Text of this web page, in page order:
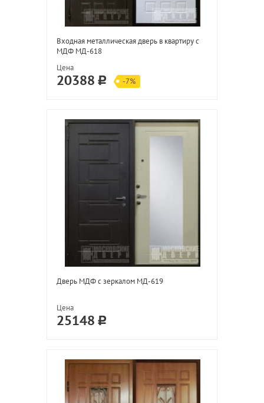
Входная металлическая дверь в квартиру с
МДФ МД-618
Цена
20388 -7%
Дверь МДФ с зеркалом МД-619
Цена
25148